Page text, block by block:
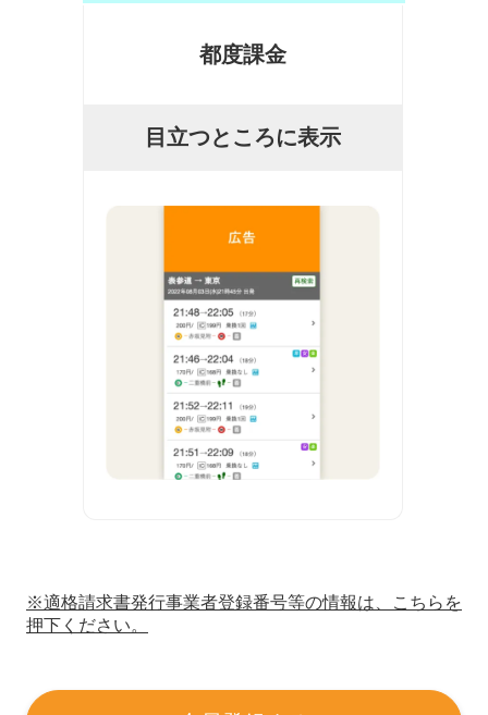
都度課金
目立つところに表示
※適格請求書発行事業者登録番号等の情報は、こちらを
押下ください。